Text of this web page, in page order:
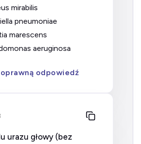
mirabilis
pneumoniae
marescens
aeruginosa
odpowiedź
urazu głowy (bez